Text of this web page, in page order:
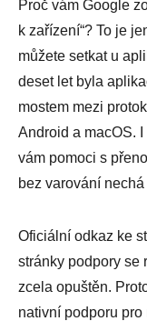
Proč vám Google
k zařízení“? To je
můžete setkat u
deset let byla
mostem mezi
Android a macOS.
vám pomoci s
bez varování
Oficiální odkaz ke
stránky podpory se
zcela opuštěn.
nativní podporu